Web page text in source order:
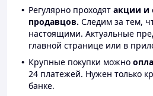
Регулярно проходят акции и
продавцов. Следим за тем,
настоящими. Актуальные
главной странице или в
Крупные покупки можно
24 платежей. Нужен только
банке.